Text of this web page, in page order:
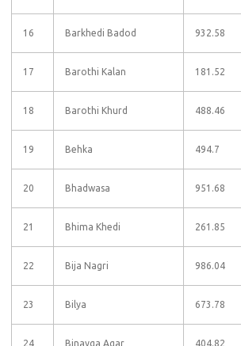
16 Barkhedi Badod 932.58
17 Barothi Kalan 181.52
18 Barothi Khurd 488.46
19 Behka 494.7
20 Bhadwasa 951.68
21 Bhima Khedi 261.85
22 Bija Nagri 986.04
23 Bilya 673.78
24 Binayga Agar 404.82